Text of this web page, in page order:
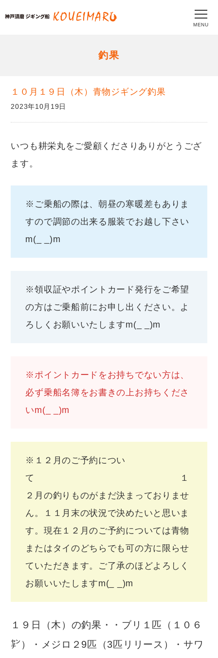
MENU
釣果
１０月１９日（木）青物ジギング釣果
2023年10月19日
いつも耕栄丸をご愛顧くださりありがとうござ
ます。
※ご乗船の際は、朝昼の寒暖差もありま
すので調節の出来る服装でお越し下さい
m(_ _)m
※領収証やポイントカード発行をご希望
の方はご乗船前にお申し出ください。よ
ろしくお願いいたしますm(_ _)m
※ポイントカードをお持ちでない方は、
必ず乗船名簿をお書きの上お持ちくださ
いm(_ _)m
※１２月のご予約につい
て １
２月の釣りものがまだ決まっておりませ
ん。１１月末の状況で決めたいと思いま
す。現在１２月のご予約については青物
またはタイのどちらでも可の方に限らせ
ていただきます。ご了承のほどよろしく
お願いいたしますm(_ _)m
１９日（木）の釣果・・ブリ１匹（１０６
㌢）・メジロ２9匹（3匹リリース）・サワ